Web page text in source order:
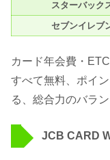
スターバック
セブンイレブ
カード年会費・
すべて無料、ポイ
る、総合力のバラ
JCB CARD